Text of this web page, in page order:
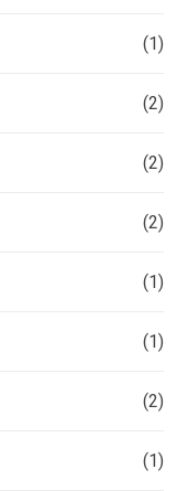
(1)
(2)
(2)
(2)
(1)
(1)
(2)
(1)